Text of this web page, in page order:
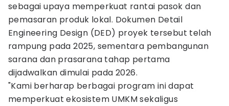
sebagai upaya memperkuat rantai pasok dan
pemasaran produk lokal. Dokumen Detail
Engineering Design (DED) proyek tersebut telah
rampung pada 2025, sementara pembangunan
sarana dan prasarana tahap pertama
dijadwalkan dimulai pada 2026.
"Kami berharap berbagai program ini dapat
memperkuat ekosistem UMKM sekaligus